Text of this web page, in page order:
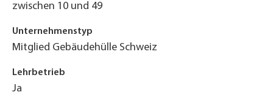
zwischen 10 und 49
Unternehmenstyp
Mitglied Gebäudehülle Schweiz
Lehrbetrieb
Ja